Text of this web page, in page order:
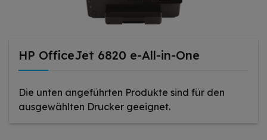
HP OfficeJet 6820 e-All-in-One
Die unten angeführten Produkte sind für den
ausgewählten Drucker geeignet.